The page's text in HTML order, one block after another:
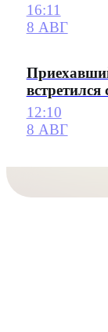
16:11
8 АВГ
12:10
8 АВГ